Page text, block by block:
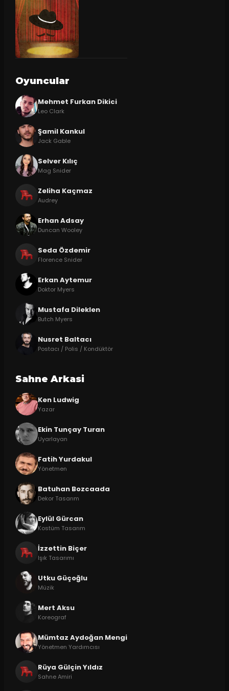
Oyuncular
Mehmet Furkan Dikici
Leo Clark
Şamil Kankul
Jack Gable
Selver Kılıç
Mag Snider
Zeliha Kaçmaz
Audrey
Erhan Adsay
Duncan Wooley
Seda Özdemir
Florence Snider
Erkan Aytemur
Doktor Myers
Mustafa Dileklen
Butch Myers
Nusret Baltacı
Postacı / Polis / Kondüktör
Sahne Arkasi
Ken Ludwig
Yazar
Ekin Tunçay Turan
Uyarlayan
Fatih Yurdakul
Yönetmen
Batuhan Bozcaada
Dekor Tasarım
Eylül Gürcan
Kostüm Tasarım
İzzettin Biçer
Işık Tasarımı
Utku Güçoğlu
Müzik
Mert Aksu
Koreograf
Mümtaz Aydoğan Mengi
Yönetmen Yardımcısı
Rüya Gülçin Yıldız
Sahne Amiri